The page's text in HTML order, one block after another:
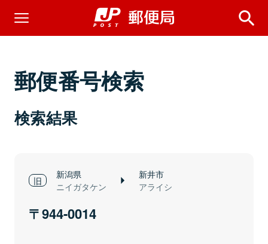
郵便番号検索
検索結果
新潟県
ニイガタケン
新井市
アライシ
944-0014